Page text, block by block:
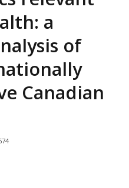
a
of
Canadian